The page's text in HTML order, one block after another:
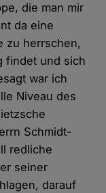
die man mir
da eine
zu herrschen,
findet und sich
war ich
Niveau des
Schmidt-
redliche
seiner
darauf